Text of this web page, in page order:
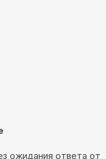
ожидания ответа от